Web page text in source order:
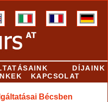
DÍJAINK
KAPCSOLAT
Bécsben